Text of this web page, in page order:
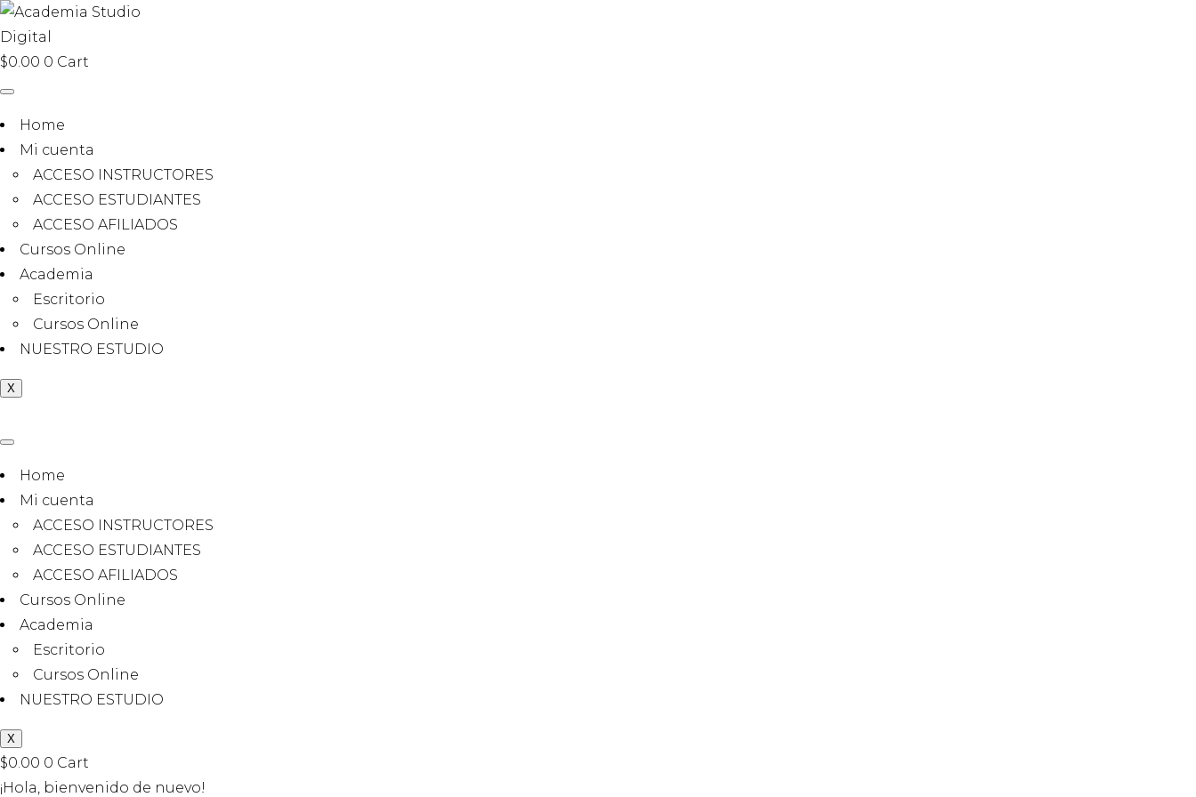
$0.00 0 Cart
Home
Mi cuenta
ACCESO INSTRUCTORES
ACCESO ESTUDIANTES
ACCESO AFILIADOS
Cursos Online
Academia
Escritorio
Cursos Online
NUESTRO ESTUDIO
X
Home
Mi cuenta
ACCESO INSTRUCTORES
ACCESO ESTUDIANTES
ACCESO AFILIADOS
Cursos Online
Academia
Escritorio
Cursos Online
NUESTRO ESTUDIO
X
$0.00 0 Cart
¡Hola, bienvenido de nuevo!